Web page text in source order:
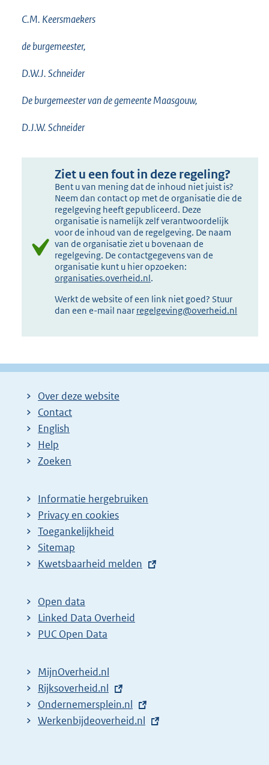
C.M. Keersmaekers
de burgemeester,
D.W.J. Schneider
De burgemeester van de gemeente Maasgouw,
D.J.W. Schneider
Ziet u een fout in deze regeling?
Bent u van mening dat de inhoud niet juist is?
Neem dan contact op met de organisatie die de
regelgeving heeft gepubliceerd. Deze
organisatie is namelijk zelf verantwoordelijk
voor de inhoud van de regelgeving. De naam
van de organisatie ziet u bovenaan de
regelgeving. De contactgegevens van de
organisatie kunt u hier opzoeken:
organisaties.overheid.nl.
Werkt de website of een link niet goed? Stuur
dan een e-mail naar regelgeving@overheid.nl
Over deze website
Contact
English
Help
Zoeken
Informatie hergebruiken
Privacy en cookies
Toegankelijkheid
Sitemap
E
t
e
r
l
i
n
k
Kwetsbaarheid melden
Open data
Linked Data Overheid
PUC Open Data
MijnOverheid.nl
E
x
t
Rijksoverheid.nl
E
x
Ondernemersplein.nl
E
Werkenbijdeoverheid.nl